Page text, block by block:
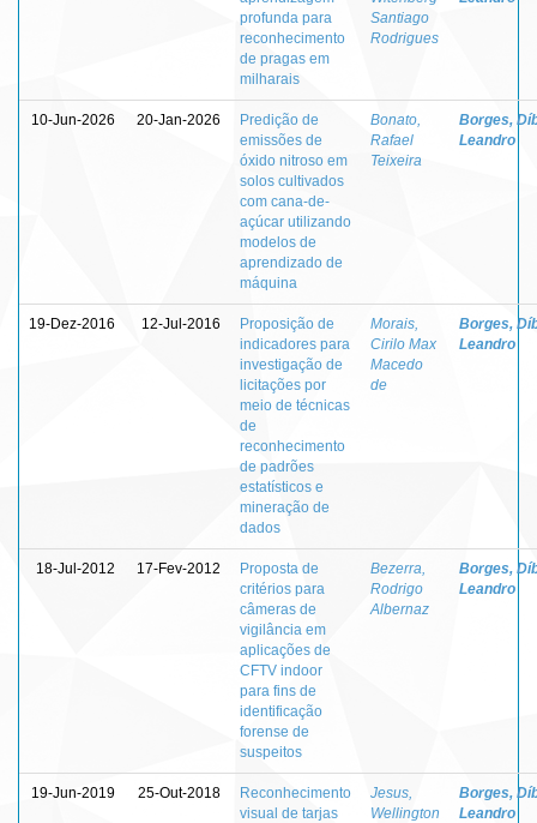
profunda para
reconhecimento
de pragas em
milharais
Santiago
Rodrigues
10-Jun-2026 20-Jan-2026
Predição de
emissões de
óxido nitroso em
solos cultivados
com cana-de-
açúcar utilizando
modelos de
aprendizado de
máquina
Bonato,
Rafael
Teixeira
Borges,
Leandro
19-Dez-2016 12-Jul-2016
Proposição de
indicadores para
investigação de
licitações por
meio de técnicas
de
reconhecimento
de padrões
estatísticos e
mineração de
dados
Morais,
Cirilo Max
Macedo
de
Borges,
Leandro
18-Jul-2012 17-Fev-2012
Proposta de
critérios para
câmeras de
vigilância em
aplicações de
CFTV indoor
para fins de
identificação
forense de
suspeitos
Bezerra,
Rodrigo
Albernaz
Borges,
Leandro
19-Jun-2019 25-Out-2018
Reconhecimento
visual de tarjas
Jesus,
Wellington
Borges,
Leandro